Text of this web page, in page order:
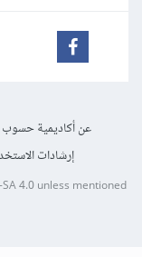
عن أكاديمية حسوب
إرشادات
SA 4.0unless mentioned